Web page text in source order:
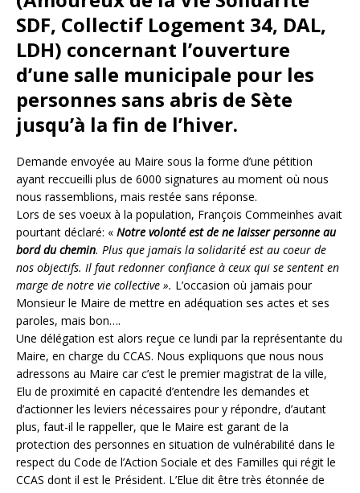
SDF, Collectif Logement 34, DAL,
LDH) concernant l’ouverture
d’une salle municipale pour les
personnes sans abris de Sète
jusqu’à la fin de l’hiver.
Demande envoyée au Maire sous la forme d’une pétition
ayant reccueilli plus de 6000 signatures au moment où nous
nous rassemblions, mais restée sans réponse.
Lors de ses voeux à la population, François Commeinhes avait
pourtant déclaré: « Notre volonté est de ne laisser personne au
bord du chemin. Plus que jamais la solidarité est au coeur de
nos objectifs. Il faut redonner confiance à ceux qui se sentent en
marge de notre vie collective ». L’occasion où jamais pour
Monsieur le Maire de mettre en adéquation ses actes et ses
paroles, mais bon….
Une délégation est alors reçue ce lundi par la représentante du
Maire, en charge du CCAS. Nous expliquons que nous nous
adressons au Maire car c’est le premier magistrat de la ville,
Elu de proximité en capacité d’entendre les demandes et
d’actionner les leviers nécessaires pour y répondre, d’autant
plus, faut-il le rappeller, que le Maire est garant de la
protection des personnes en situation de vulnérabilité dans le
respect du Code de l’Action Sociale et des Familles qui régit le
CCAS dont il est le Président. L’Elue dit être très étonnée de